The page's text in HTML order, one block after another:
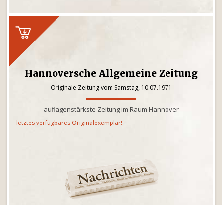
Hannoversche Allgemeine Zeitung
Originale Zeitung vom Samstag, 10.07.1971
auflagenstärkste Zeitung im Raum Hannover
letztes verfügbares Originalexemplar!